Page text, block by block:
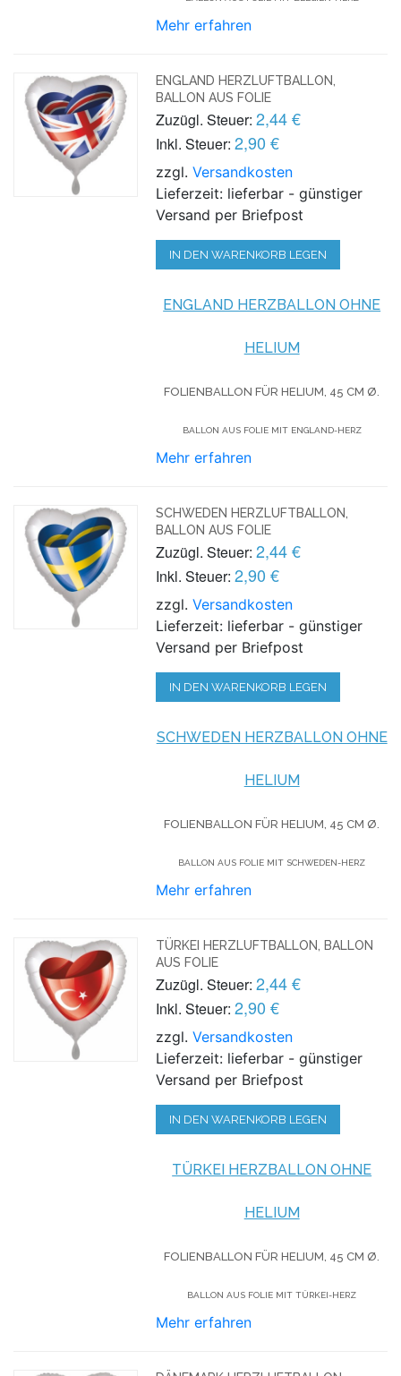
Mehr erfahren
ENGLAND HERZLUFTBALLON,
BALLON AUS FOLIE
Zuzügl. Steuer: 2,44 €
Inkl. Steuer: 2,90 €
zzgl.Versandkosten
Lieferzeit: lieferbar - günstiger
Versand per Briefpost
IN DEN WARENKORB LEGEN
ENGLAND HERZBALLON OHNE
HELIUM
FOLIENBALLON FÜR HELIUM, 45 CM Ø.
BALLON AUS FOLIE MIT ENGLAND-HERZ
Mehr erfahren
SCHWEDEN HERZLUFTBALLON,
BALLON AUS FOLIE
Zuzügl. Steuer: 2,44 €
Inkl. Steuer: 2,90 €
zzgl.Versandkosten
Lieferzeit: lieferbar - günstiger
Versand per Briefpost
IN DEN WARENKORB LEGEN
SCHWEDEN HERZBALLON OHNE
HELIUM
FOLIENBALLON FÜR HELIUM, 45 CM Ø.
BALLON AUS FOLIE MIT SCHWEDEN-HERZ
Mehr erfahren
TÜRKEI HERZLUFTBALLON, BALLON
AUS FOLIE
Zuzügl. Steuer: 2,44 €
Inkl. Steuer: 2,90 €
zzgl.Versandkosten
Lieferzeit: lieferbar - günstiger
Versand per Briefpost
IN DEN WARENKORB LEGEN
TÜRKEI HERZBALLON OHNE
HELIUM
FOLIENBALLON FÜR HELIUM, 45 CM Ø.
BALLON AUS FOLIE MIT TÜRKEI-HERZ
Mehr erfahren